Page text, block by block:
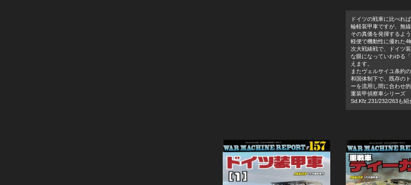
ドイツの戦車に比べれ
輪軽装甲車ですが、無
その真価を発揮するよう
軽便で機動性に優れた4
次大戦緒戦で、ドイツ
な眼になっていわゆる
えます。
またヴェルサイユ条約
和国体制下で、既存の
ーを流用し間に合わせ
重装甲偵察車シリーズ
Sd.Kfz.231/232/263も紹